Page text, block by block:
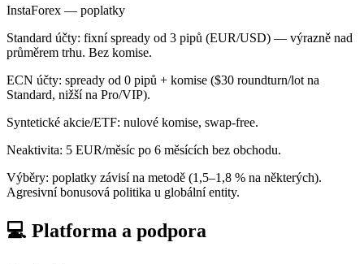
InstaForex — poplatky
Standard účty: fixní spready od 3 pipů (EUR/USD) — výrazně nad
průměrem trhu. Bez komise.
ECN účty: spready od 0 pipů + komise ($30 roundturn/lot na
Standard, nižší na Pro/VIP).
Syntetické akcie/ETF: nulové komise, swap-free.
Neaktivita: 5 EUR/měsíc po 6 měsících bez obchodu.
Výběry: poplatky závisí na metodě (1,5–1,8 % na některých).
Agresivní bonusová politika u globální entity.
💻 Platforma a podpora